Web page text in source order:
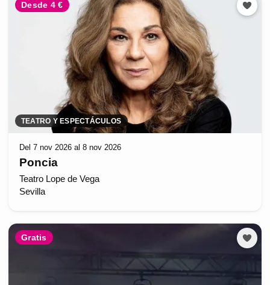
Desde 4 €
TEATRO Y ESPECTÁCULOS
Del 7 nov 2026 al 8 nov 2026
Poncia
Teatro Lope de Vega
Sevilla
Gratis